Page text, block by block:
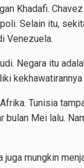
Khadafi.
Selain itu,
Venezuela.
Negara itu
Tunisia
Mei lalu.
mungkin